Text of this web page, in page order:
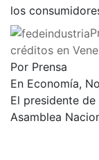
los
créditos en
Por Prensa
En Economía,
El presidente
Asamblea